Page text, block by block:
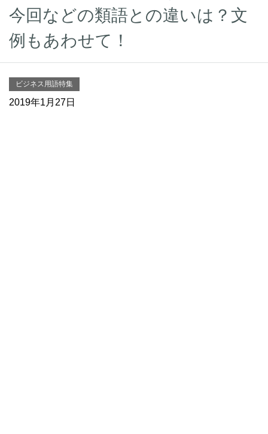
今回などの類語との違いは？文
例もあわせて！
ビジネス用語特集
2019年1月27日